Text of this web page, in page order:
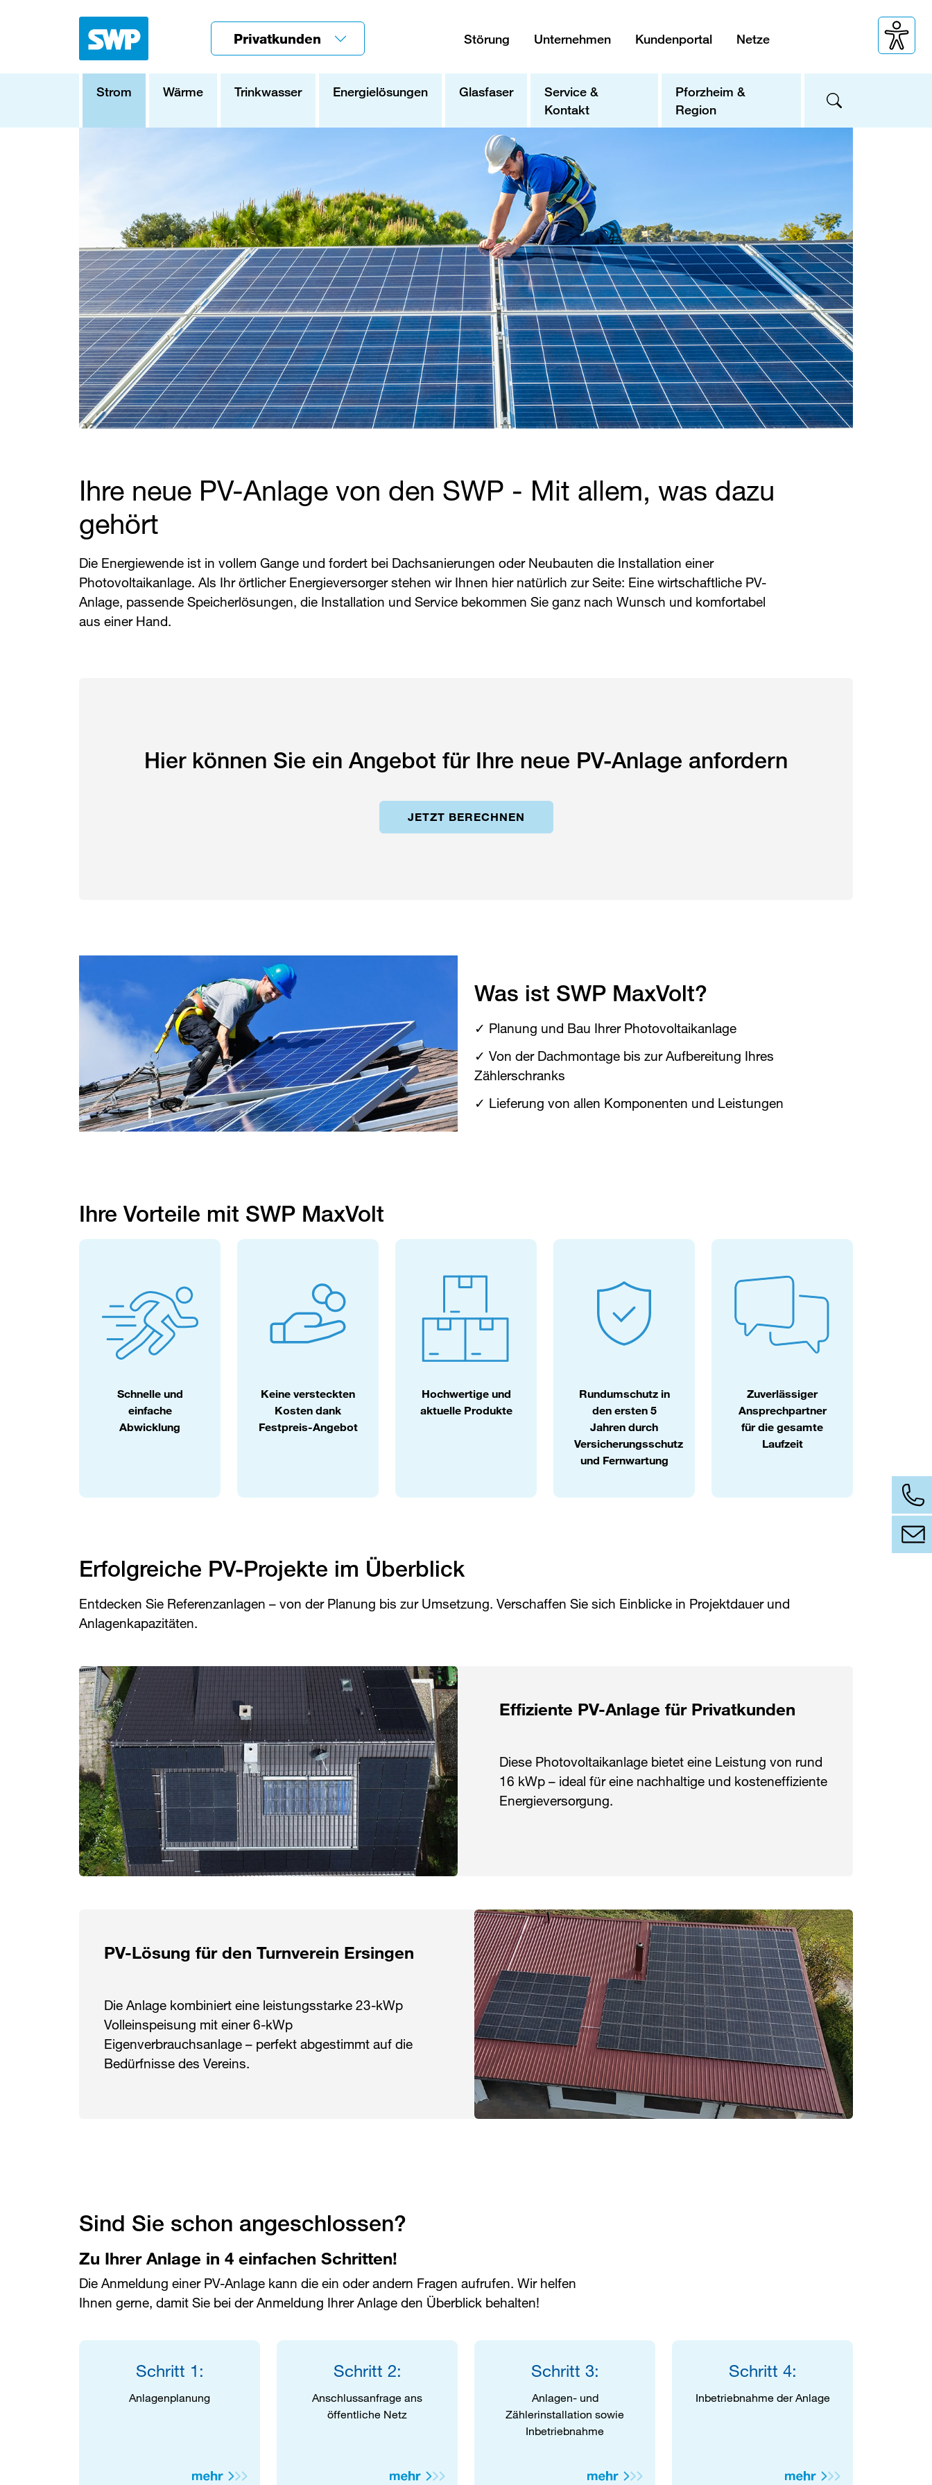
Privatkunden Störung Unternehmen Kundenportal Netze
Strom Wärme Trinkwasser Energielösungen Glasfaser
Service &
Kontakt
Pforzheim &
Region
Ihre neue PV-Anlage von den ​ SWP ​ - Mit allem, was dazu
gehört
Die Energiewende ist in vollem Gange und fordert bei Dachsanierungen oder Neubauten die Installation einer
Photovoltaikanlage. Als Ihr örtlicher Energieversorger stehen wir Ihnen hier natürlich zur Seite: Eine wirtschaftliche PV-
Anlage, passende Speicherlösungen, die Installation und Service bekommen Sie ganz nach Wunsch und komfortabel
aus einer Hand.
Hier können Sie ein Angebot für Ihre neue PV-Anlage anfordern
JETZT BERECHNEN
Was ist ​ SWP ​ MaxVolt?
✓ Planung und Bau Ihrer Photovoltaikanlage
✓ Von der Dachmontage bis zur Aufbereitung Ihres
Zählerschranks
✓ Lieferung von allen Komponenten und Leistungen
Ihre Vorteile mit ​ SWP ​ MaxVolt
Schnelle und
einfache
Abwicklung
Keine versteckten
Kosten dank
Festpreis-Angebot
Hochwertige und
aktuelle Produkte
Rundumschutz in
den ersten 5
Jahren durch
Versicherungsschutz
und Fernwartung
Zuverlässiger
Ansprech­part­ner
für die gesamte
Laufzeit
Erfolgreiche PV-Projekte im Überblick
Entdecken Sie Referenzanlagen – von der Planung bis zur Umsetzung. Verschaffen Sie sich Einblicke in Projektdauer und
Anlagenkapazitäten.
Effiziente PV-Anlage für Privatkunden
Diese Photovoltaikanlage bietet eine Leistung von rund
16 kWp – ideal für eine nachhaltige und kosteneffiziente
Energieversorgung.
PV-Lösung für den Turnverein Ersingen
Die Anlage kombiniert eine leistungsstarke 23-kWp
Volleinspeisung mit einer 6-kWp
Eigenverbrauchsanlage – perfekt abgestimmt auf die
Bedürfnisse des Vereins.
Sind Sie schon angeschlossen?
Zu Ihrer Anlage in 4 einfachen Schritten!
Die Anmeldung einer PV-Anlage kann die ein oder andern Fragen aufrufen. Wir helfen
Ihnen gerne, damit Sie bei der Anmeldung Ihrer Anlage den Überblick behalten!
Schritt 1:
Anlagenplanung
Schritt 2:
Anschlussanfrage ans
öffentliche Netz
Schritt 3:
Anlagen- und
Zählerinstallation sowie
Inbetriebnahme
Schritt 4:
Inbetriebnahme der Anlage